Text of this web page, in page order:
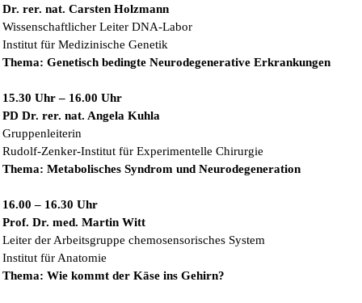
Dr. rer. nat. Carsten Holzmann
Wissenschaftlicher Leiter DNA-Labor
Institut für Medizinische Genetik
Thema: Genetisch bedingte Neurodegenerative Erkrankungen
15.30 Uhr – 16.00 Uhr
PD Dr. rer. nat. Angela Kuhla
Gruppenleiterin
Rudolf-Zenker-Institut für Experimentelle Chirurgie
Thema: Metabolisches Syndrom und Neurodegeneration
16.00 – 16.30 Uhr
Prof. Dr. med. Martin Witt
Leiter der Arbeitsgruppe chemosensorisches System
Institut für Anatomie
Thema: Wie kommt der Käse ins Gehirn?